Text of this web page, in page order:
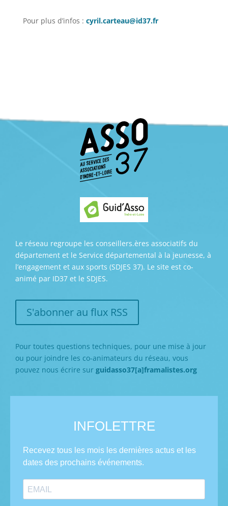
Pour plus d’infos : cyril.carteau@id37.fr
Le réseau regroupe les conseillers.ères associatifs du
département et le Service départemental à la jeunesse, à
l’engagement et aux sports (SDJES 37). Le site est co-
animé par ID37 et le SDJES.
S'abonner au flux RSS
Pour toutes questions techniques, pour une mise à jour
ou pour joindre les co-animateurs du réseau, vous
pouvez nous écrire sur guidasso37[a]framalistes.org